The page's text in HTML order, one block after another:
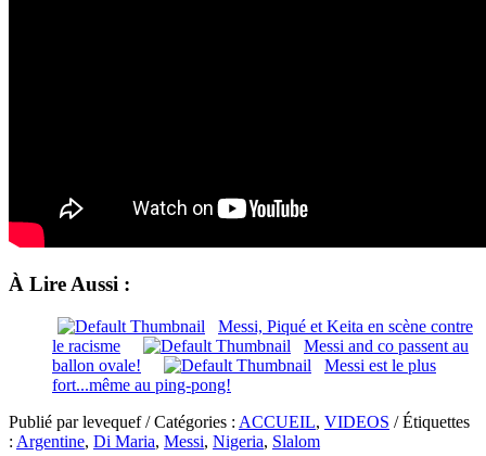
À Lire Aussi :
Messi, Piqué et Keita en scène contre
le racisme
Messi and co passent au
ballon ovale!
Messi est le plus
fort...même au ping-pong!
Publié par levequef / Catégories : ACCUEIL, VIDEOS / Étiquettes
: Argentine, Di Maria, Messi, Nigeria, Slalom